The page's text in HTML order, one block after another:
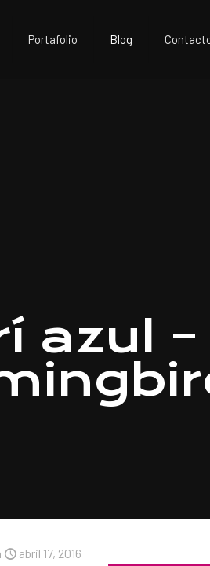
Portafolio Blog
azul
abril 17, 2016